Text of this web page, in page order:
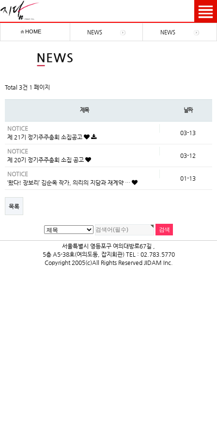
HOME NEWS NEWS
Total 3건 1 페이지
제목 날짜
NOTICE
제 21기 정기주주총회 소집공고
03-13
NOTICE
제 20기 정기주주총회 소집 공고
03-12
NOTICE
‘왔다! 장보리’ 김순옥 작가, 의리의 지담과 재계약 …
01-13
목록
서울특별시 영등포구 여의대방로67길 ,
5층 A5-38호(여의도동, 잡지회관) TEL : 02.783.5770
Copyright 2005(c)All Rights Reserved JIDAM Inc.